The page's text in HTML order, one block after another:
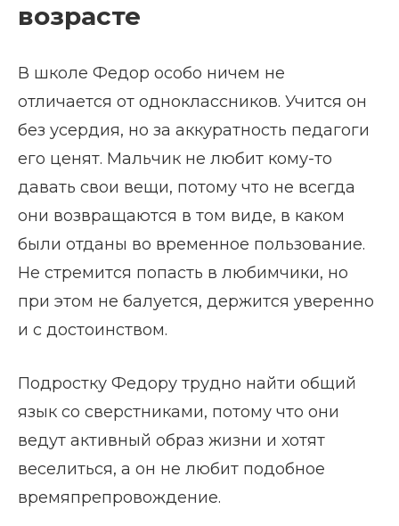
возрасте
В школе Федор особо ничем не
отличается от одноклассников. Учится он
без усердия, но за аккуратность педагоги
его ценят. Мальчик не любит кому-то
давать свои вещи, потому что не всегда
они возвращаются в том виде, в каком
были отданы во временное пользование.
Не стремится попасть в любимчики, но
при этом не балуется, держится уверенно
и с достоинством.
Подростку Федору трудно найти общий
язык со сверстниками, потому что они
ведут активный образ жизни и хотят
веселиться, а он не любит подобное
времяпрепровождение.